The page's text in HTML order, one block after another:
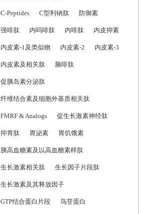
C-Peptides C型利钠肽 防御素
强啡肽 内吗啡肽 内啡肽 内皮抑素
内皮素-1及类似物 内皮素-2 内皮素-3
内皮素及相关肽 脑啡肽
促胰岛素分泌肽
纤维结合素及细胞外基质相关肽
FMRF & Analogs 促生长激素神经肽
抑胃肽 胃泌素 胃饥饿素
胰高血糖素及以高血糖素样肽
生长激素相关肽 生长因子片段肽
生长激素及其释放因子
GTP结合蛋白片段 鸟苷蛋白